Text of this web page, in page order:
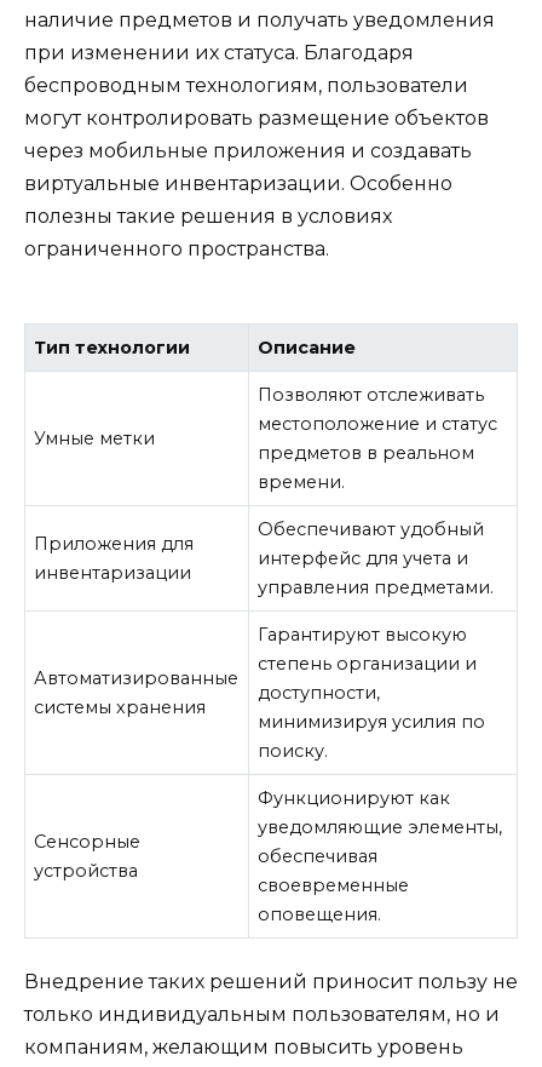
наличие предметов и получать уведомления
при изменении их статуса. Благодаря
беспроводным технологиям, пользователи
могут контролировать размещение объектов
через мобильные приложения и создавать
виртуальные инвентаризации. Особенно
полезны такие решения в условиях
ограниченного пространства.
Тип технологии Описание
Умные метки
Позволяют отслеживать
местоположение и статус
предметов в реальном
времени.
Приложения для
инвентаризации
Обеспечивают удобный
интерфейс для учета и
управления предметами.
Автоматизированные
системы хранения
Гарантируют высокую
степень организации и
доступности,
минимизируя усилия по
поиску.
Сенсорные
устройства
Функционируют как
уведомляющие элементы,
обеспечивая
своевременные
оповещения.
Внедрение таких решений приносит пользу не
только индивидуальным пользователям, но и
компаниям, желающим повысить уровень